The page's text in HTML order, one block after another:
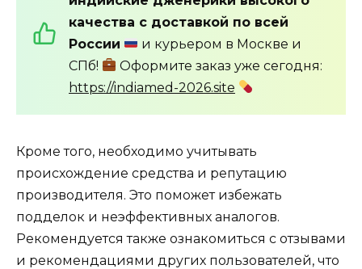
качества с доставкой по всей
России
и курьером в Москве и
СПб!
Оформите заказ уже сегодня:
https://indiamed-2026.site
Кроме того, необходимо учитывать
происхождение средства и репутацию
производителя. Это поможет избежать
подделок и неэффективных аналогов.
Рекомендуется также ознакомиться с отзывами
и рекомендациями других пользователей, что